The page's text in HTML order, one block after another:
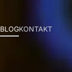
BLOGKONTAKT